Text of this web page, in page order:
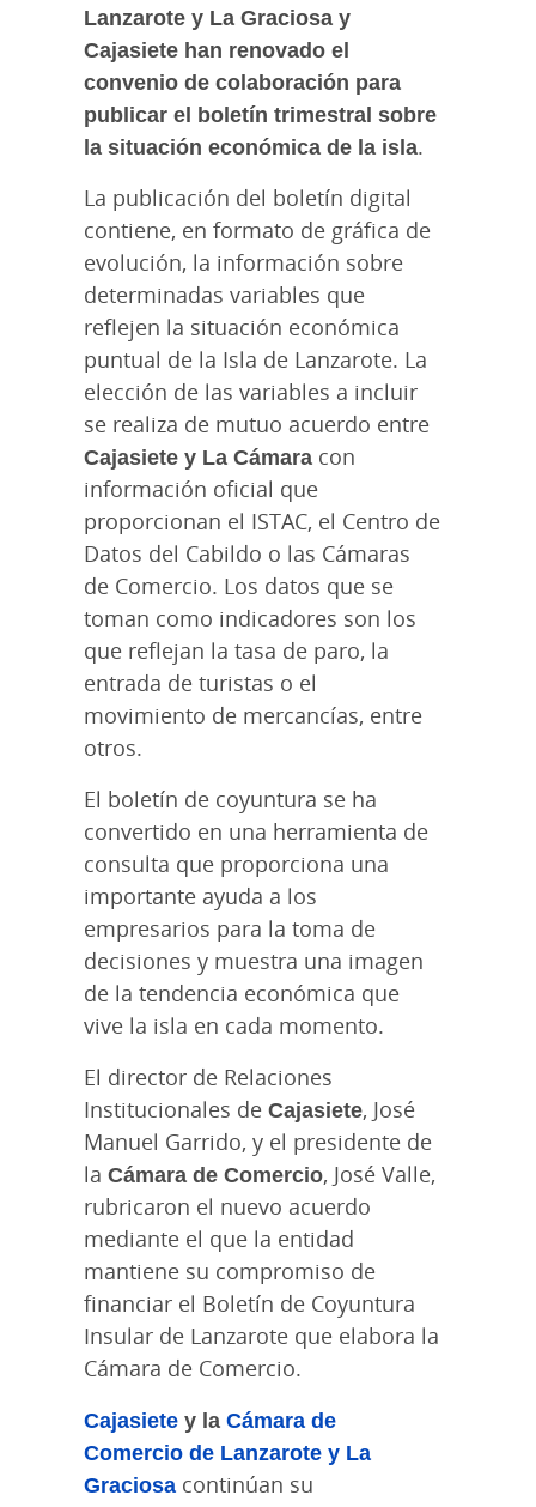
Lanzarote y La Graciosa y
Cajasiete han renovado el
convenio de colaboración para
publicar el boletín trimestral sobre
la situación económica de la isla.
La publicación del boletín digital
contiene, en formato de gráfica de
evolución, la información sobre
determinadas variables que
reflejen la situación económica
puntual de la Isla de Lanzarote. La
elección de las variables a incluir
se realiza de mutuo acuerdo entre
Cajasiete y La Cámara con
información oficial que
proporcionan el ISTAC, el Centro de
Datos del Cabildo o las Cámaras
de Comercio. Los datos que se
toman como indicadores son los
que reflejan la tasa de paro, la
entrada de turistas o el
movimiento de mercancías, entre
otros.
El boletín de coyuntura se ha
convertido en una herramienta de
consulta que proporciona una
importante ayuda a los
empresarios para la toma de
decisiones y muestra una imagen
de la tendencia económica que
vive la isla en cada momento.
El director de Relaciones
Institucionales de Cajasiete, José
Manuel Garrido, y el presidente de
la Cámara de Comercio, José Valle,
rubricaron el nuevo acuerdo
mediante el que la entidad
mantiene su compromiso de
financiar el Boletín de Coyuntura
Insular de Lanzarote que elabora la
Cámara de Comercio.
Cajasiete y la Cámara de
Comercio de Lanzarote y La
Graciosa continúan su